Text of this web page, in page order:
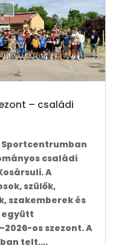
– családi
családi
A
szülők,
szakemberek és
együtt
os szezont. A
telt,...